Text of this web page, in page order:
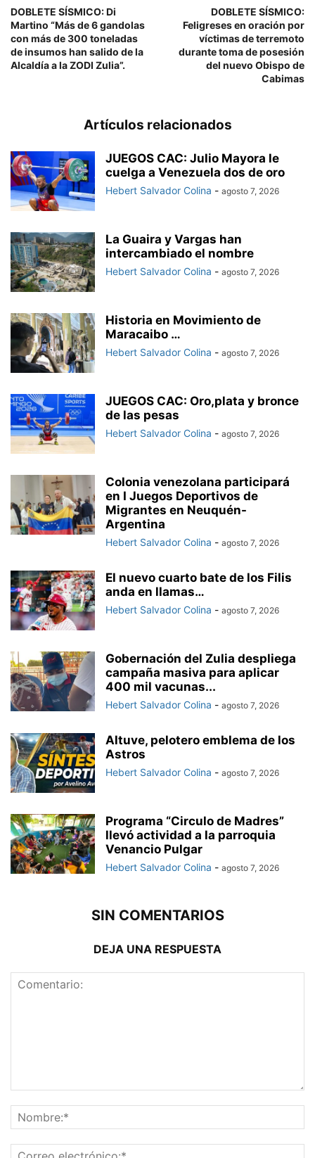
DOBLETE SÍSMICO: Di
Martino “Más de 6 gandolas
con más de 300 toneladas
de insumos han salido de la
Alcaldía a la ZODI Zulia”.
DOBLETE SÍSMICO:
Feligreses en oración por
víctimas de terremoto
durante toma de posesión
del nuevo Obispo de
Cabimas
Artículos relacionados
JUEGOS CAC: Julio Mayora le
cuelga a Venezuela dos de oro
Hebert Salvador Colina - agosto 7, 2026
La Guaira y Vargas han
intercambiado el nombre
Hebert Salvador Colina - agosto 7, 2026
Historia en Movimiento de
Maracaibo …
Hebert Salvador Colina - agosto 7, 2026
JUEGOS CAC: Oro,plata y bronce
de las pesas
Hebert Salvador Colina - agosto 7, 2026
Colonia venezolana participará
en I Juegos Deportivos de
Migrantes en Neuquén-
Argentina
Hebert Salvador Colina - agosto 7, 2026
El nuevo cuarto bate de los Filis
anda en llamas…
Hebert Salvador Colina - agosto 7, 2026
Gobernación del Zulia despliega
campaña masiva para aplicar
400 mil vacunas...
Hebert Salvador Colina - agosto 7, 2026
Altuve, pelotero emblema de los
Astros
Hebert Salvador Colina - agosto 7, 2026
Programa “Circulo de Madres”
llevó actividad a la parroquia
Venancio Pulgar
Hebert Salvador Colina - agosto 7, 2026
SIN COMENTARIOS
DEJA UNA RESPUESTA